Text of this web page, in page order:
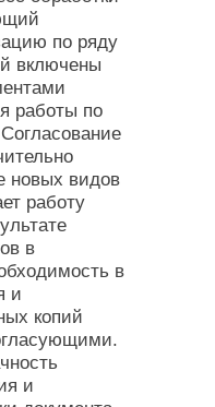
по ряду
включены
работы по
новых видов
работу
в
в
и
копий
и